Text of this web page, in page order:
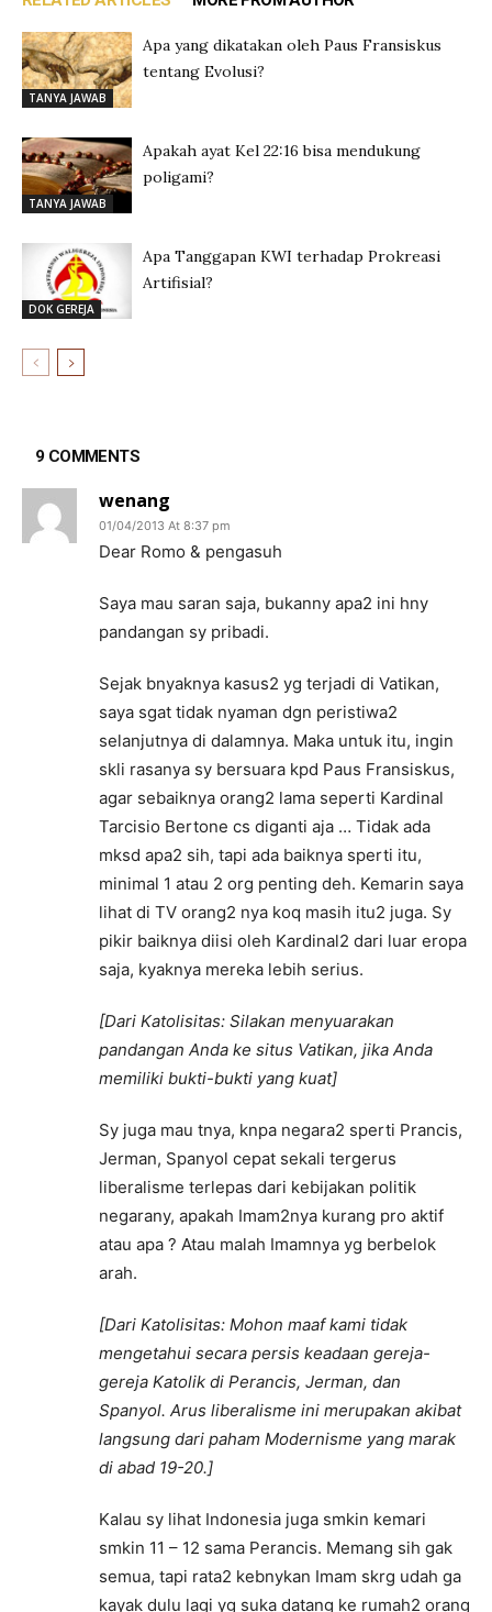
TANYA JAWAB
Apa yang dikatakan oleh Paus Fransiskus
tentang Evolusi?
TANYA JAWAB
Apakah ayat Kel 22:16 bisa mendukung
poligami?
DOK GEREJA
Apa Tanggapan KWI terhadap Prokreasi
Artifisial?
9 COMMENTS
wenang
01/04/2013 At 8:37 pm
Dear Romo & pengasuh
Saya mau saran saja, bukanny apa2 ini hny
pandangan sy pribadi.
Sejak bnyaknya kasus2 yg terjadi di Vatikan,
saya sgat tidak nyaman dgn peristiwa2
selanjutnya di dalamnya. Maka untuk itu, ingin
skli rasanya sy bersuara kpd Paus Fransiskus,
agar sebaiknya orang2 lama seperti Kardinal
Tarcisio Bertone cs diganti aja … Tidak ada
mksd apa2 sih, tapi ada baiknya sperti itu,
minimal 1 atau 2 org penting deh. Kemarin saya
lihat di TV orang2 nya koq masih itu2 juga. Sy
pikir baiknya diisi oleh Kardinal2 dari luar eropa
saja, kyaknya mereka lebih serius.
[Dari Katolisitas: Silakan menyuarakan
pandangan Anda ke situs Vatikan, jika Anda
memiliki bukti-bukti yang kuat]
Sy juga mau tnya, knpa negara2 sperti Prancis,
Jerman, Spanyol cepat sekali tergerus
liberalisme terlepas dari kebijakan politik
negarany, apakah Imam2nya kurang pro aktif
atau apa ? Atau malah Imamnya yg berbelok
arah.
[Dari Katolisitas: Mohon maaf kami tidak
mengetahui secara persis keadaan gereja-
gereja Katolik di Perancis, Jerman, dan
Spanyol. Arus liberalisme ini merupakan akibat
langsung dari paham Modernisme yang marak
di abad 19-20.]
Kalau sy lihat Indonesia juga smkin kemari
smkin 11 – 12 sama Perancis. Memang sih gak
semua, tapi rata2 kebnykan Imam skrg udah ga
kayak dulu lagi yg suka datang ke rumah2 orang